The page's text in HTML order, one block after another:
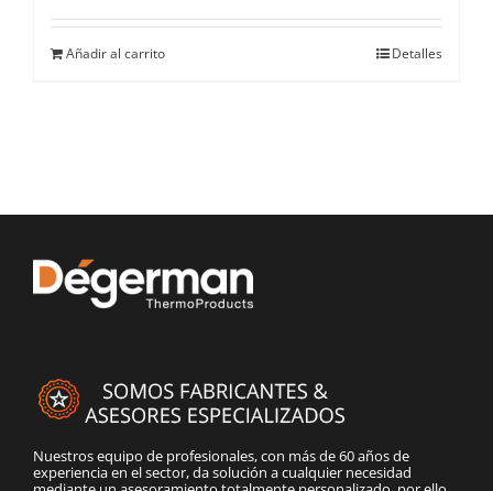
Añadir al carrito Detalles
Nuestros equipo de profesionales, con más de 60 años de
experiencia en el sector, da solución a cualquier necesidad